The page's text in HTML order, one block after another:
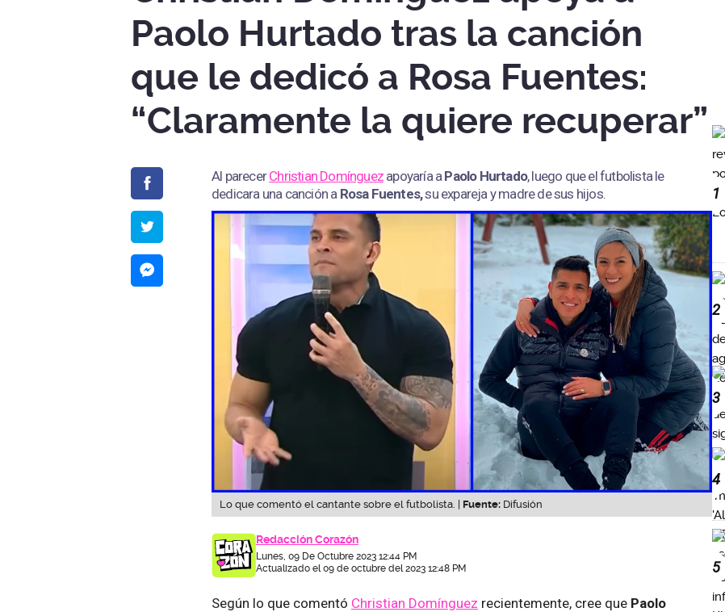
Paolo Hurtado tras la canción
que le dedicó a Rosa Fuentes:
“Claramente la quiere recuperar”
Al parecerChristian Domínguez apoyaría a Paolo Hurtado, luego que el futbolista le
dedicara una canción a Rosa Fuentes,su expareja y madre de sus hijos.
Lo que comentó el cantante sobre el futbolista. | Fuente: Difusión
Redacción Corazón
Lunes, 09 De Octubre 2023 12:44 PM
Actualizado el 09 de octubre del 2023 12:48 PM
Según lo que comentó Christian Domínguez recientemente, cree que Paolo
1
2
3
4
5